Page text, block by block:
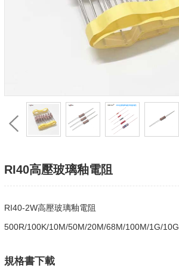
RI40高壓玻璃釉電阻
RI40-2W高壓玻璃釉電阻
500R/100K/10M/50M/20M/68M/100M/1G/10G
規格書下載